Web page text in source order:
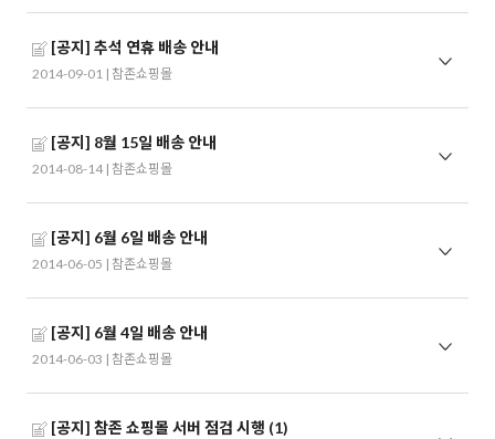
[공지] 추석 연휴 배송 안내
2014-09-01 | 참존쇼핑몰
[공지] 8월 15일 배송 안내
2014-08-14 | 참존쇼핑몰
[공지] 6월 6일 배송 안내
2014-06-05 | 참존쇼핑몰
[공지] 6월 4일 배송 안내
2014-06-03 | 참존쇼핑몰
[공지] 참존 쇼핑몰 서버 점검 시행 (1)